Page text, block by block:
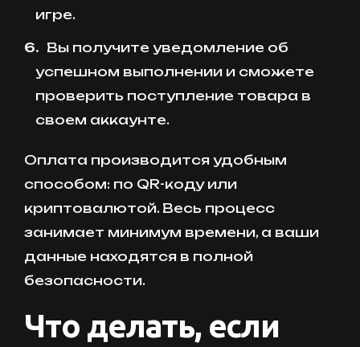
игре.
Вы получите уведомление об
успешном выполнении и сможете
проверить поступление товара в
своем аккаунте.
Оплата производится удобным
способом: по QR-коду или
криптовалютой. Весь процесс
занимает минимум времени, а ваши
данные находятся в полной
безопасности.
Что делать, если